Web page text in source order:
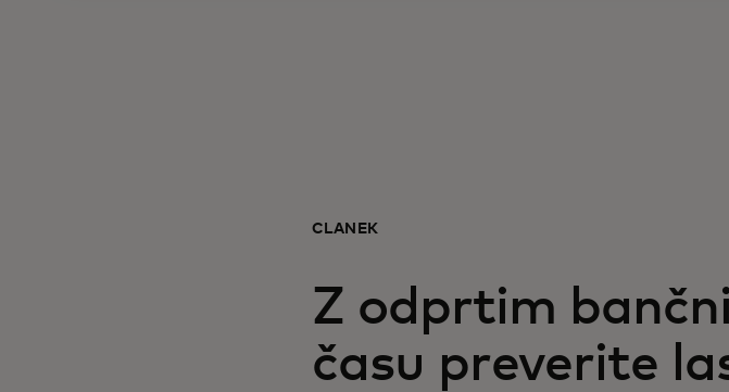
ČLANEK
Z odprtim
času preverite